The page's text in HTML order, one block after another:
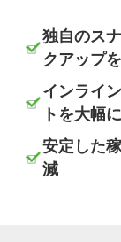
独自のス
クアップ
インライ
トを大幅
安定した
減